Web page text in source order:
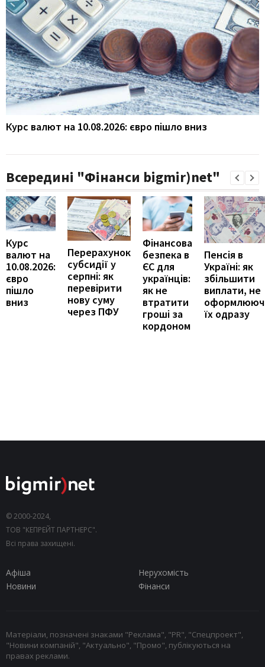
Курс валют на 10.08.2026: євро пішло вниз
Всередині "Фінанси bigmir)net"
Курс
валют на
10.08.2026:
євро
пішло
вниз
Перерахунок
субсидії у
серпні: як
перевірити
нову суму
через ПФУ
Фінансова
безпека в
ЄС для
українців:
як не
втратити
гроші за
кордоном
Пенсія в
Україні: як
збільшити
виплати, не
їх одразу
© 2000-2024,
ТОВ "КЕПРЕЙТ ПАРТНЕРС".
Всі права захищені.
Афіша
Нерухомість
Новини
Фінанси
Матеріали, позначені знаками "Реклама", "PR", "Спецпроект",
"Новини компаній", "Актуально", "Промо", публікуються на
правах реклами.